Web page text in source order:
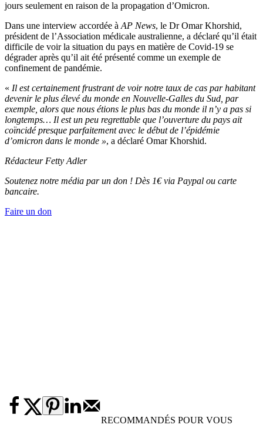
jours seulement en raison de la propagation d’Omicron.
Dans une interview accordée à AP News, le Dr Omar Khorshid,
président de l’Association médicale australienne, a déclaré qu’il était
difficile de voir la situation du pays en matière de Covid-19 se
dégrader après qu’il ait été présenté comme un exemple de
confinement de pandémie.
« Il est certainement frustrant de voir notre taux de cas par habitant
devenir le plus élevé du monde en Nouvelle-Galles du Sud, par
exemple, alors que nous étions le plus bas du monde il n’y a pas si
longtemps… Il est un peu regrettable que l’ouverture du pays ait
coïncidé presque parfaitement avec le début de l’épidémie
d’omicron dans le monde », a déclaré Omar Khorshid.
Rédacteur Fetty Adler
Soutenez notre média par un don ! Dès 1€ via Paypal ou carte
bancaire.
Faire un don
RECOMMANDÉS POUR VOUS